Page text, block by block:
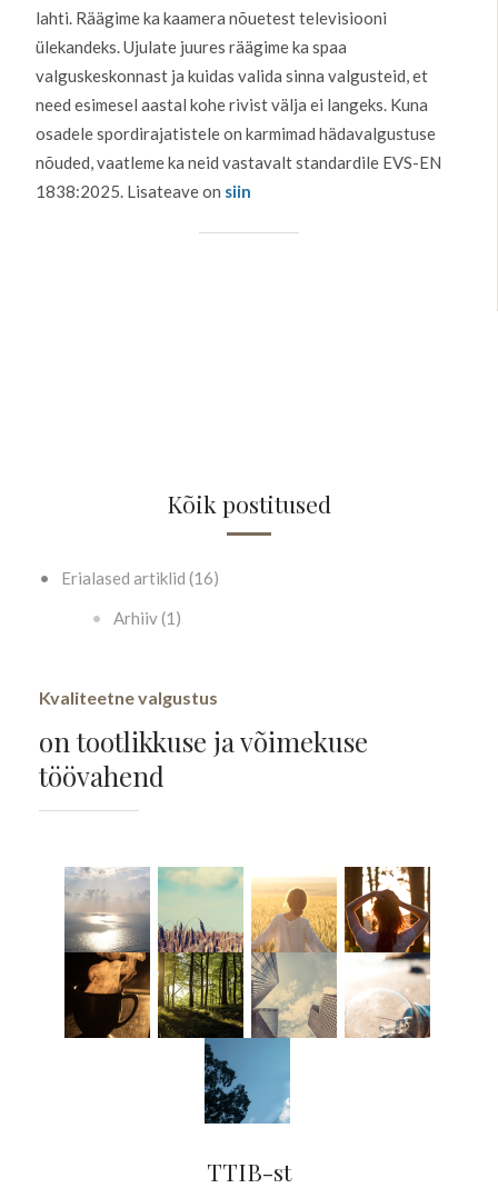
Kõik postitused
Erialased artiklid (16)
Arhiiv (1)
Kvaliteetne valgustus
on tootlikkuse ja võimekuse
töövahend
TTIB-st
lahti. Räägime ka kaamera nõuetest televisiooni
ülekandeks. Ujulate juures räägime ka spaa
valguskeskonnast ja kuidas valida sinna valgusteid, et
need esimesel aastal kohe rivist välja ei langeks. Kuna
osadele spordirajatistele on karmimad hädavalgustuse
nõuded, vaatleme ka neid vastavalt standardile EVS-EN
1838:2025. Lisateave on siin